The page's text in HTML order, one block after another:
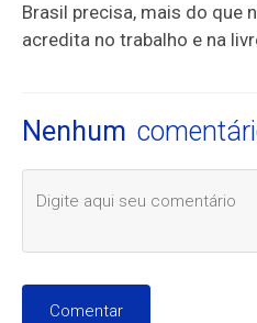
Brasil precisa, mais do que
acredita no trabalho e na
Nenhum
Comentar